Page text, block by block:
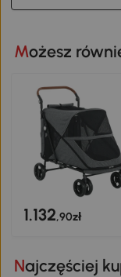
Możesz
1.132,90zł
Najczęściej